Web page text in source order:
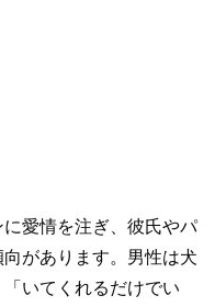
愛情を注ぎ、彼氏やパ
があります。男性は犬
いてくれるだけでい